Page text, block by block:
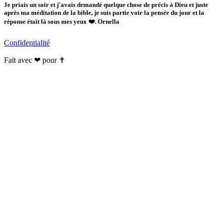
Je priais un soir et j'avais demandé quelque chose de précis à Dieu et juste
après ma méditation de la bible, je suis partie voir la pensée du jour et la
réponse était là sous mes yeux ❤️. Ornella
Confidentialité
Fait avec ❤ pour ✝️️